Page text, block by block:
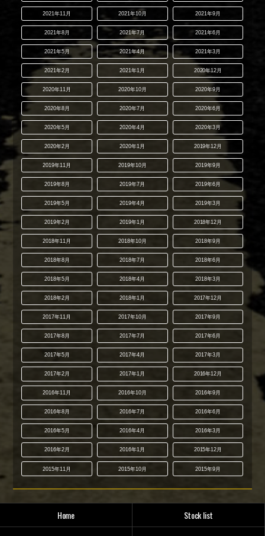
2021年11月 2021年10月 2021年9月
2021年8月 2021年7月 2021年6月
2021年5月 2021年4月 2021年3月
2021年2月 2021年1月 2020年12月
2020年11月 2020年10月 2020年9月
2020年8月 2020年7月 2020年6月
2020年5月 2020年4月 2020年3月
2020年2月 2020年1月 2019年12月
2019年11月 2019年10月 2019年9月
2019年8月 2019年7月 2019年6月
2019年5月 2019年4月 2019年3月
2019年2月 2019年1月 2018年12月
2018年11月 2018年10月 2018年9月
2018年8月 2018年7月 2018年6月
2018年5月 2018年4月 2018年3月
2018年2月 2018年1月 2017年12月
2017年11月 2017年10月 2017年9月
2017年8月 2017年7月 2017年6月
2017年5月 2017年4月 2017年3月
2017年2月 2017年1月 2016年12月
2016年11月 2016年10月 2016年9月
2016年8月 2016年7月 2016年6月
2016年5月 2016年4月 2016年3月
2016年2月 2016年1月 2015年12月
2015年11月 2015年10月 2015年9月
Home
Stock list